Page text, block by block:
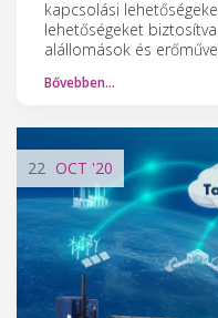
kapcsolási
lehetőségeket
alállomások és
Bővebben…
22 OCT '20